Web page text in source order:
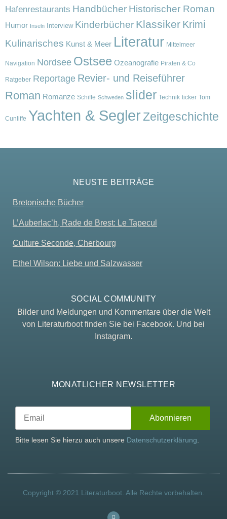
Hafenrestaurants Handbücher Historischer Roman
Humor Inseln Interview Kinderbücher Klassiker Krimi
Kulinarisches Kunst & Meer Literatur Mittelmeer
Navigation Nordsee Ostsee Ozeanografie Piraten & Co
Ratgeber Reportage Revier- und Reiseführer
Roman Romanze Schiffe Schweden slider Technik ticker Tom
Cunliffe Yachten & SeglerZeitgeschichte
NEUSTE BEITRÄGE
Bretonische Bücher
L’Auberlac’h, Rade de Brest: Le Tapecul
Culture Seconde, Cherbourg
Ethel Wilson: Liebe und Salzwasser
SOCIAL COMMUNITY
Bilder und Meldungen und Kommentare über die Welt
von Literaturboot finden Sie bei Facebook. Und bei
Instagram.
MONATLICHER NEWSLETTER
Bitte lesen Sie hierzu auch unsere Datenschutzerklärung
Copyright © 2021 Literaturboot. Alle Rechte vorbehalten.